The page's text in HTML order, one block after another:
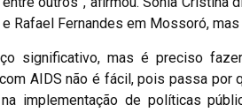
Rafael Fernandes em Mossoró,
significativo, mas é preciso
AIDS não é fácil, pois passa por
implementação de políticas